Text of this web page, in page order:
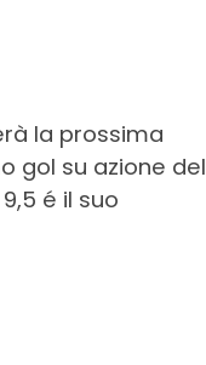
la prossima
gol su azione del
é il suo